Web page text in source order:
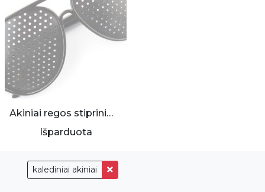
kalediniai akiniai
Akiniai regos stiprinimui
Išparduota